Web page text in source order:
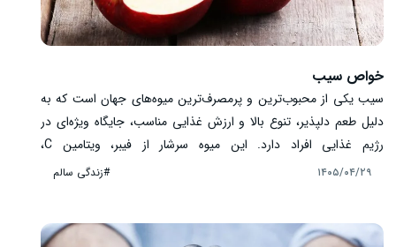
خواص سیب
سیب یکی از محبوب‌ترین و پرمصرف‌ترین میوه‌های جهان است که به
دلیل طعم دلپذیر، تنوع بالا و ارزش غذایی مناسب، جایگاه ویژه‌ای در
رژیم غذایی افراد دارد. این میوه سرشار از فیبر، ویتامین C،
آنتی‌اکسیدان‌ها و ترکیبات گیاهی مفید است که هر کدام در حفظ
با مهم‌ترین خواص سیب، ارزش غذایی، بهترین روش مصرف و نکات
۱۴۰۵/۰۴/۲۹ #زندگی سالم